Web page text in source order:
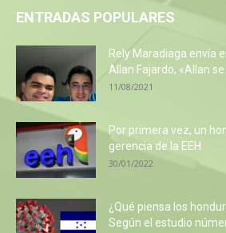
ENTRADAS POPULARES
Rely Maradiaga envía
Allan Fajardo, «Allan se
11/08/2021
Por primera vez, un
gerencia de la EEH
30/01/2022
¿Qué piensa los
Según el estudio